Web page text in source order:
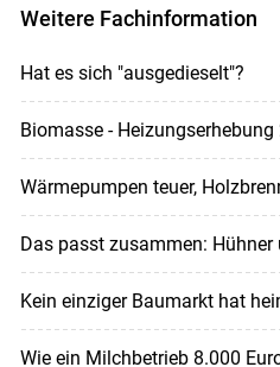
Weitere Fachinformation
Hat es sich "ausgedieselt"?
Biomasse - Heizungserhebung
Wärmepumpen teuer,
Das passt zusammen:
Kein einziger Baumarkt hat
Wie ein Milchbetrieb 8.000